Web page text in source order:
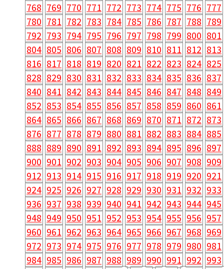
768 769 770 771 772 773 774 775 776 777
780 781 782 783 784 785 786 787 788 789
792 793 794 795 796 797 798 799 800 801
804 805 806 807 808 809 810 811 812 813
816 817 818 819 820 821 822 823 824 825
828 829 830 831 832 833 834 835 836 837
840 841 842 843 844 845 846 847 848 849
852 853 854 855 856 857 858 859 860 861
864 865 866 867 868 869 870 871 872 873
876 877 878 879 880 881 882 883 884 885
888 889 890 891 892 893 894 895 896 897
900 901 902 903 904 905 906 907 908 909
912 913 914 915 916 917 918 919 920 921
924 925 926 927 928 929 930 931 932 933
936 937 938 939 940 941 942 943 944 945
948 949 950 951 952 953 954 955 956 957
960 961 962 963 964 965 966 967 968 969
972 973 974 975 976 977 978 979 980 981
984 985 986 987 988 989 990 991 992 993